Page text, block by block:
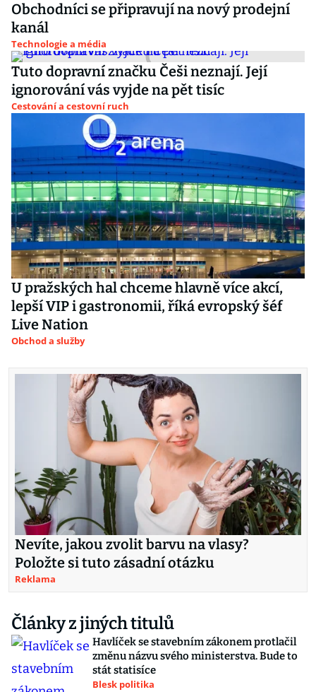
Obchodníci se připravují na nový prodejní
kanál
Technologie a média
Tuto dopravní značku Češi neznají. Její
ignorování vás vyjde na pět tisíc
Cestování a cestovní ruch
U pražských hal chceme hlavně více akcí,
lepší VIP i gastronomii, říká evropský šéf
Live Nation
Obchod a služby
Nevíte, jakou zvolit barvu na vlasy?
Položte si tuto zásadní otázku
Reklama
Články z jiných titulů
Havlíček se stavebním zákonem protlačil
změnu názvu svého ministerstva. Bude to
stát statisíce
Blesk politika